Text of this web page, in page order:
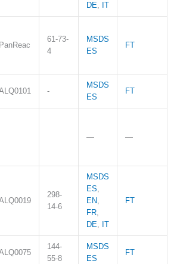
DE, IT
PanReac
61-73-
4
MSDS
ES
FT
-
MSDS
ES
FT
— —
298-
14-6
MSDS
ES,
EN,
FR,
DE, IT
FT
144-
55-8
MSDS
ES
FT